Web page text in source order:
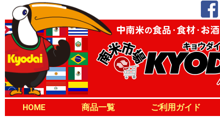
HOME 商品一覧 ご利用ガイド